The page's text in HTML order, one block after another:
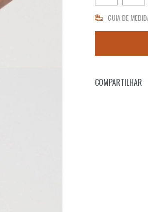
GUIA DE
COMPARTILHAR